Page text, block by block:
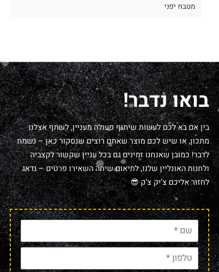
מטבח יפני
בואו נדבר!
בין אם בא לכם לעשות שיתוף פעולה מעניין, לשתף אצלנו
מתכון, או שיש לכם מוצר שאתם רוצים שנסקור כאן – נשמח
לדבר! כמובן שאנחנו זמינים גם בכל עניין שקשור לקצביה
ולחנות האונליין שלנו, לתיאום שיחה השאירו פרטים – נדאג
לחזור אליכם צ'יק צ'ק 😎